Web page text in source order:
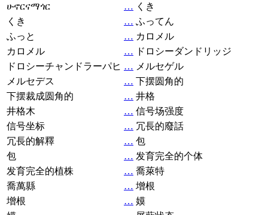
ሁኖርናማጎር
… くき
くき
… ふってん
ふっと
… カロメル
カロメル
… ドロシーダンドリッジ
ドロシーチャンドラーパヒ … メルセゲル
メルセデス
… 下摆圆角的
下摆裁成圆角的
… 井格
井格木
… 信号场强度
信号坐标
… 冗長的廢話
冗長的解釋
… 包
包
… 发育完全的个体
发育完全的植株
… 喬萊特
喬萬縣
… 增根
增根
… 嫫